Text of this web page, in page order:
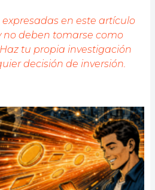
en este artículo
no deben tomarse como
tu propia investigación
decisión de inversión.